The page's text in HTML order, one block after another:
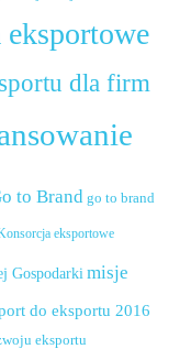
eksportowe
dla firm
to Brand go to brand
eksportowe
Gospodarki misje
do eksportu 2016
eksportu